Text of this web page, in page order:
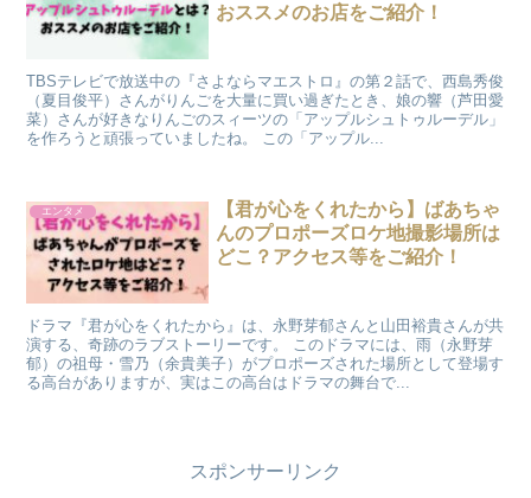
おススメのお店をご紹介！
TBSテレビで放送中の『さよならマエストロ』の第２話で、西島秀俊
（夏目俊平）さんがりんごを大量に買い過ぎたとき、娘の響（芦田愛
菜）さんが好きなりんごのスィーツの「アップルシュトゥルーデル」
を作ろうと頑張っていましたね。 この「アップル...
エンタメ
【君が心をくれたから】ばあちゃ
んのプロポーズロケ地撮影場所は
どこ？アクセス等をご紹介！
ドラマ『君が心をくれたから』は、永野芽郁さんと山田裕貴さんが共
演する、奇跡のラブストーリーです。 このドラマには、雨（永野芽
郁）の祖母・雪乃（余貴美子）がプロポーズされた場所として登場す
る高台がありますが、実はこの高台はドラマの舞台で...
スポンサーリンク